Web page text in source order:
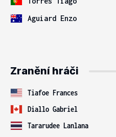
Aguiard Enzo
Zranění hráči
Tiafoe Frances
Diallo Gabriel
Tararudee Lanlana